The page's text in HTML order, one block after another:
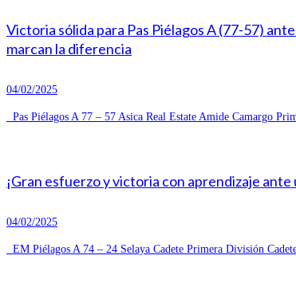
Victoria sólida para Pas Piélagos A (77-57)
marcan la diferencia
04/02/2025
Pas Piélagos A 77 – 57 Asica Real Estate Amide Camargo
¡Gran esfuerzo y victoria con aprendizaje ante
04/02/2025
EM Piélagos A 74 – 24 Selaya Cadete Primera División